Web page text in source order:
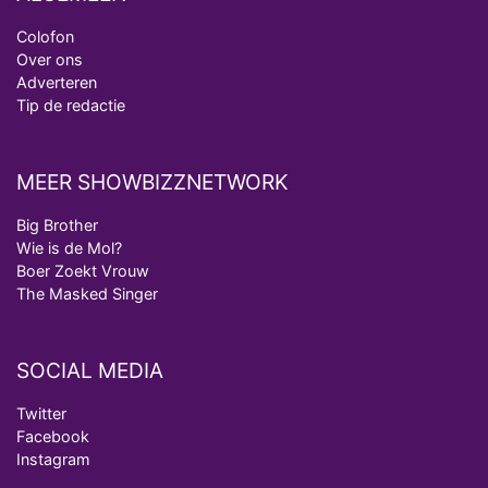
Colofon
Over ons
Adverteren
Tip de redactie
MEER SHOWBIZZNETWORK
Big Brother
Wie is de Mol?
Boer Zoekt Vrouw
The Masked Singer
SOCIAL MEDIA
Twitter
Facebook
Instagram